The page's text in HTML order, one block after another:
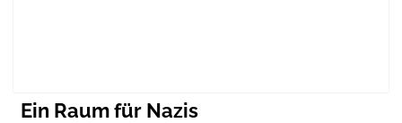
Ein Raum für Nazis